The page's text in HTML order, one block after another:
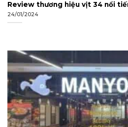
Review thương hiệu vịt 34 nổi
24/01/2024